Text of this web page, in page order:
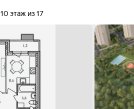
10 этаж из 17